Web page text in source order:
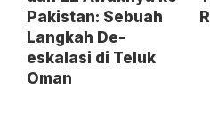
Pakistan: Sebuah
Langkah De-
eskalasi di Teluk
Oman